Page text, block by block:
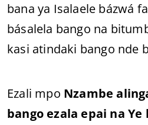
bana ya Isalaele bázwá
básalela bango na
kasi atindaki bango nde
Ezali mpo Nzambe
bango ezala epai na Ye